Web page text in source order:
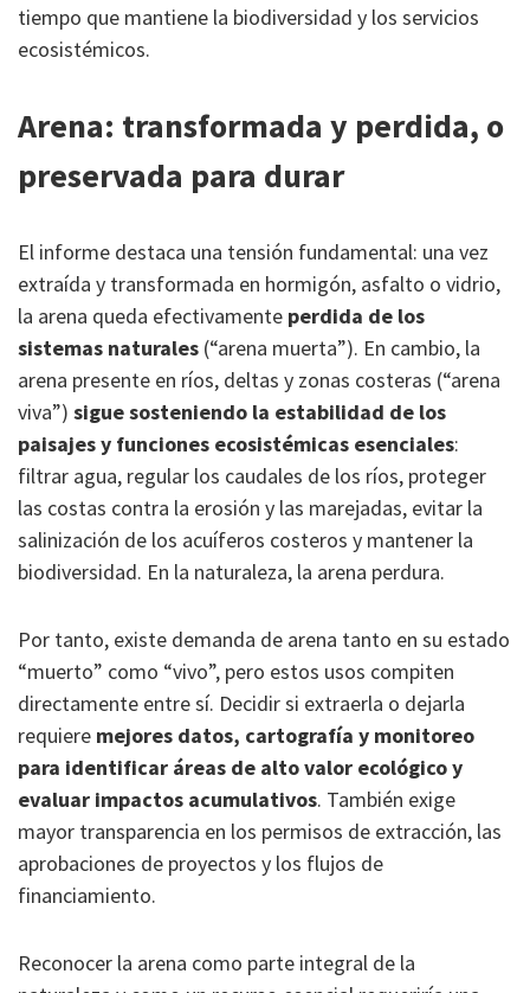
tiempo que mantiene la biodiversidad y los servicios
ecosistémicos.
Arena: transformada y perdida, o
preservada para durar
El informe destaca una tensión fundamental: una vez
extraída y transformada en hormigón, asfalto o vidrio,
la arena queda efectivamente perdida de los
sistemas naturales (“arena muerta”). En cambio, la
arena presente en ríos, deltas y zonas costeras (“arena
viva”) sigue sosteniendo la estabilidad de los
paisajes y funciones ecosistémicas esenciales:
filtrar agua, regular los caudales de los ríos, proteger
las costas contra la erosión y las marejadas, evitar la
salinización de los acuíferos costeros y mantener la
biodiversidad. En la naturaleza, la arena perdura.
Por tanto, existe demanda de arena tanto en su estado
“muerto” como “vivo”, pero estos usos compiten
directamente entre sí. Decidir si extraerla o dejarla
requiere mejores datos, cartografía y monitoreo
para identificar áreas de alto valor ecológico y
evaluar impactos acumulativos. También exige
mayor transparencia en los permisos de extracción, las
aprobaciones de proyectos y los flujos de
financiamiento.
Reconocer la arena como parte integral de la